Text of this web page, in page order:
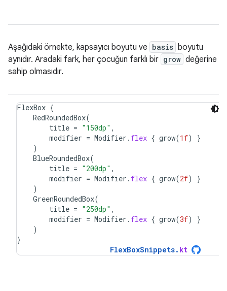
Aşağıdaki örnekte, kapsayıcı boyutu ve basis boyutu
aynıdır. Aradaki fark, her çocuğun farklı bir grow değerine
sahip olmasıdır.
FlexBox {
RedRoundedBox(
title = "150dp" ,
modifier = Modifier . flex { grow(1f)
}
)
BlueRoundedBox(
title = "200dp" ,
modifier = Modifier . flex { grow(2f)
}
)
GreenRoundedBox(
title = "250dp" ,
modifier = Modifier . flex { grow(3f)
}
)
}
FlexBoxSnippets. kt